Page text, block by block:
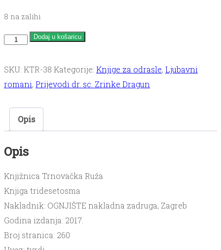
8 na zalihi
Anne
AGNES
GREY
Dodaj u košaricu
SKU: KTR-38 Kategorije: Knjige za odrasle, Ljubavni
romani, Prijevodi dr. sc. Zrinke Dragun
Opis
Opis
Knjižnica Trnovačka Ruža
Knjiga tridesetosma
Nakladnik: OGNJIŠTE nakladna zadruga, Zagreb
Godina izdanja: 2017.
Broj stranica: 260